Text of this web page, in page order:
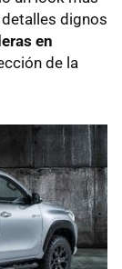
dignos
en
de la